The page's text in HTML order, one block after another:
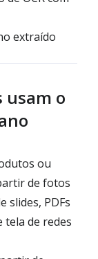
extraído
usam o
ou
de fotos
slides, PDFs
tela de redes